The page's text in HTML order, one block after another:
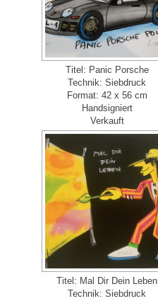
Titel: Panic Porsche
Technik: Siebdruck
Format: 42 x 56 cm
Handsigniert
Verkauft
Titel: Mal Dir Dein Leben
Technik: Siebdruck